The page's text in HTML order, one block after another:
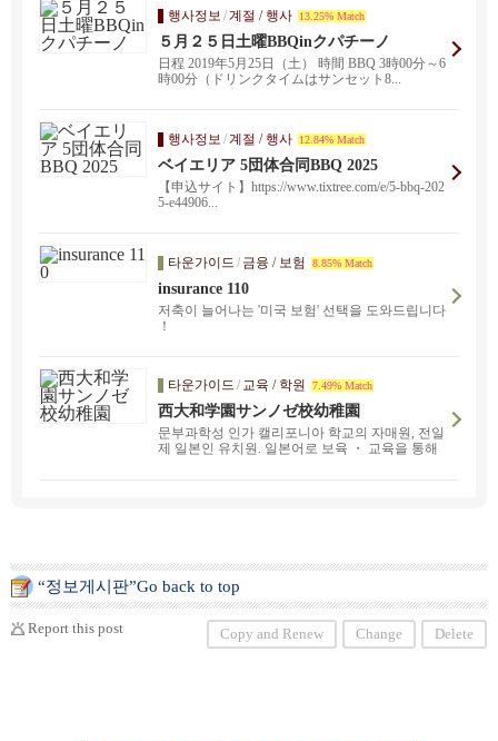
행사정보 /계절 / 행사 13.25% Match
５月２５日土曜BBQinクパチーノ
日程 2019年5月25日（土） 時間 BBQ 3時00分～6
時00分（ドリンクタイムはサンセット8...
행사정보 /계절 / 행사 12.84% Match
ベイエリア 5団体合同BBQ 2025
【申込サイト】https://www.tixtree.com/e/5-bbq-202
5-e44906...
타운가이드 / 금융 / 보험 8.85% Match
insurance 110
저축이 늘어나는 '미국 보험' 선택을 도와드립니다
！
타운가이드 / 교육 / 학원 7.49% Match
西大和学園サンノゼ校幼稚園
문부과학성 인가 캘리포니아 학교의 자매원, 전일
제 일본인 유치원. 일본어로 보육 ・ 교육을 통해
“정보게시판”Go back to top
Report this post Copy and Renew Change Delete